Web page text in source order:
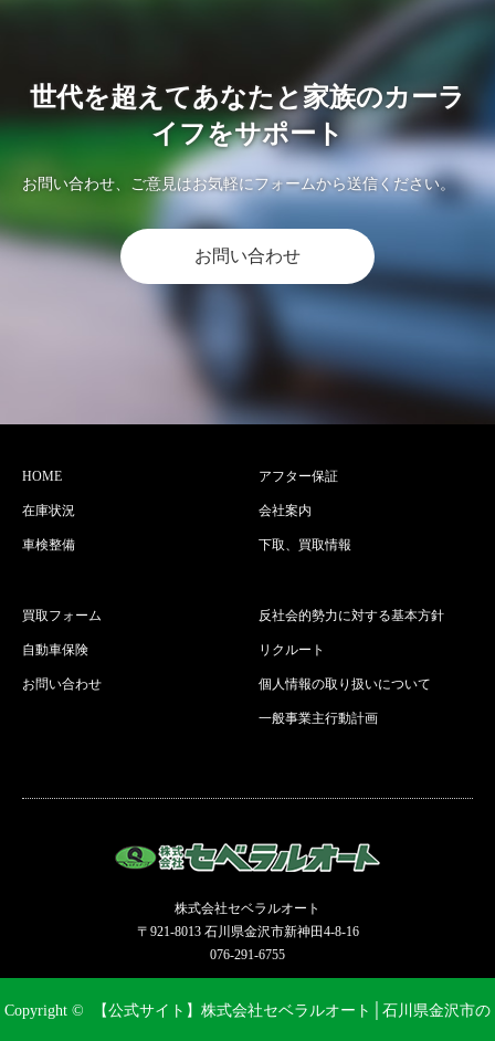
世代を超えてあなたと家族のカーラ
イフをサポート
お問い合わせ、ご意見はお気軽にフォームから送信ください。
お問い合わせ
HOME
在庫状況
車検整備
アフター保証
会社案内
下取、買取情報
買取フォーム
自動車保険
お問い合わせ
反社会的勢力に対する基本方針
リクルート
個人情報の取り扱いについて
一般事業主行動計画
株式会社セベラルオート
〒921-8013 石川県金沢市新神田4-8-16
076-291-6755
Copyright © 【公式サイト】株式会社セベラルオート│石川県金沢市の